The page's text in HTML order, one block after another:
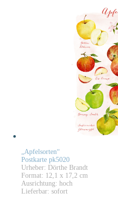
„Apfelsorten“
Postkarte pk5020
Urheber: Dörthe Brandt
Format: 12,1 x 17,2 cm
Ausrichtung: hoch
Lieferbar: sofort